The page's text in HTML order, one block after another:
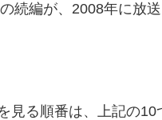
続編が、2008年に放送
見る順番は、上記の10